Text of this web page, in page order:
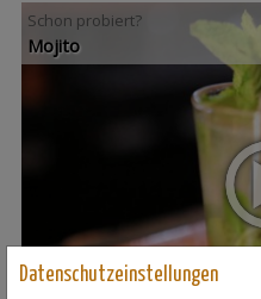
Schon probiert?
Mojito
Datenschutzeinstellungen